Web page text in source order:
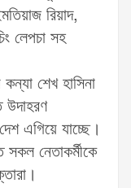
রিয়াদ,
লেপচা সহ
শেখ হাসিনা
উদাহরণ
এগিয়ে যাচ্ছে।
নেতাকর্মীকে